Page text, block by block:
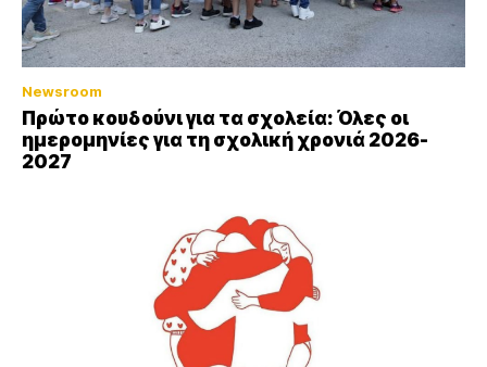
Newsroom
Πρώτο κουδούνι για τα σχολεία: Όλες οι
ημερομηνίες για τη σχολική χρονιά 2026-
2027